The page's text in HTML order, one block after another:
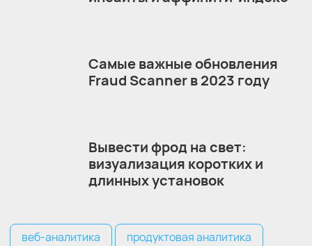
Самые важные обновления
Fraud Scanner в 2023 году
Вывести фрод на свет:
визуализация коротких и
длинных установок
веб-аналитика
продуктовая аналитика